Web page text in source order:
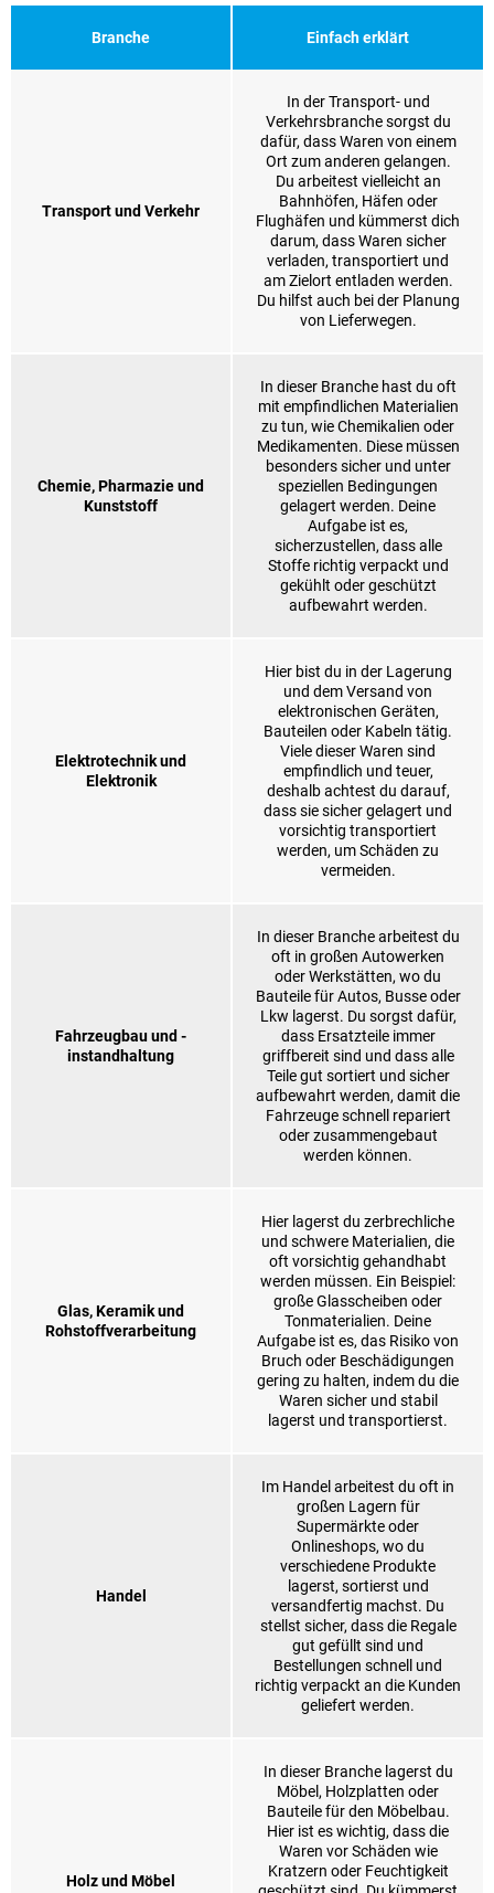
Branche Einfach erklärt
Transport und Verkehr
In der Transport- und
Verkehrsbranche sorgst du
dafür, dass Waren von einem
Ort zum anderen gelangen.
Du arbeitest vielleicht an
Bahnhöfen, Häfen oder
Flughäfen und kümmerst dich
darum, dass Waren sicher
verladen, transportiert und
am Zielort entladen werden.
Du hilfst auch bei der Planung
von Lieferwegen.
Chemie, Pharmazie und
Kunststoff
In dieser Branche hast du oft
mit empfindlichen Materialien
zu tun, wie Chemikalien oder
Medikamenten. Diese müssen
besonders sicher und unter
speziellen Bedingungen
gelagert werden. Deine
Aufgabe ist es,
sicherzustellen, dass alle
Stoffe richtig verpackt und
gekühlt oder geschützt
aufbewahrt werden.
Elektrotechnik und
Elektronik
Hier bist du in der Lagerung
und dem Versand von
elektronischen Geräten,
Bauteilen oder Kabeln tätig.
Viele dieser Waren sind
empfindlich und teuer,
deshalb achtest du darauf,
dass sie sicher gelagert und
vorsichtig transportiert
werden, um Schäden zu
vermeiden.
Fahrzeugbau und -
instandhaltung
In dieser Branche arbeitest du
oft in großen Autowerken
oder Werkstätten, wo du
Bauteile für Autos, Busse oder
Lkw lagerst. Du sorgst dafür,
dass Ersatzteile immer
griffbereit sind und dass alle
Teile gut sortiert und sicher
aufbewahrt werden, damit die
Fahrzeuge schnell repariert
oder zusammengebaut
werden können.
Glas, Keramik und
Rohstoffverarbeitung
Hier lagerst du zerbrechliche
und schwere Materialien, die
oft vorsichtig gehandhabt
werden müssen. Ein Beispiel:
große Glasscheiben oder
Tonmaterialien. Deine
Aufgabe ist es, das Risiko von
Bruch oder Beschädigungen
gering zu halten, indem du die
Waren sicher und stabil
lagerst und transportierst.
Handel
Im Handel arbeitest du oft in
großen Lagern für
Supermärkte oder
Onlineshops, wo du
verschiedene Produkte
lagerst, sortierst und
versandfertig machst. Du
stellst sicher, dass die Regale
gut gefüllt sind und
Bestellungen schnell und
richtig verpackt an die Kunden
geliefert werden.
Holz und Möbel
In dieser Branche lagerst du
Möbel, Holzplatten oder
Bauteile für den Möbelbau.
Hier ist es wichtig, dass die
Waren vor Schäden wie
Kratzern oder Feuchtigkeit